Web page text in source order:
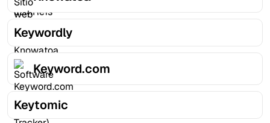
Keywordly
Keyword.com
Keytomic